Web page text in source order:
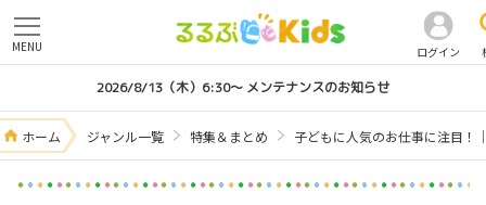
ログイン
MENU
2026/8/13（木）6:30～ メンテナンスのお知らせ
ホーム ジャンル一覧 特集＆まとめ 子どもに人気のお仕事に注目！